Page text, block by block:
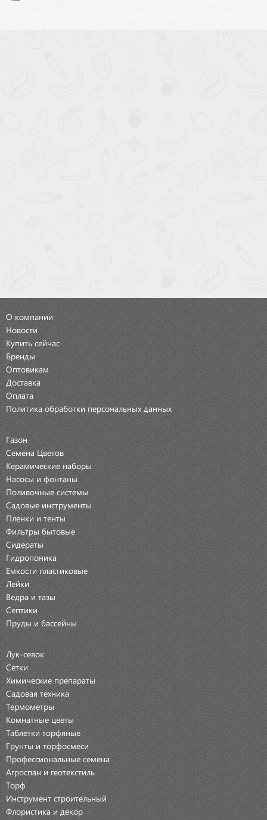
О компании
Новости
Купить сейчас
Бренды
Оптовикам
Доставка
Оплата
Политика обработки персональных данных
Газон
Семена Цветов
Керамические наборы
Насосы и фонтаны
Поливочные системы
Садовые инструменты
Пленки и тенты
Фильтры бытовые
Сидераты
Гидропоника
Емкости пластиковые
Лейки
Ведра и тазы
Септики
Пруды и бассейны
Лук-севок
Сетки
Химические препараты
Садовая техника
Термометры
Комнатные цветы
Таблетки торфяные
Грунты и торфосмеси
Профессиональные семена
Агроспан и геотекстиль
Торф
Инструмент строительный
Флористика и декор